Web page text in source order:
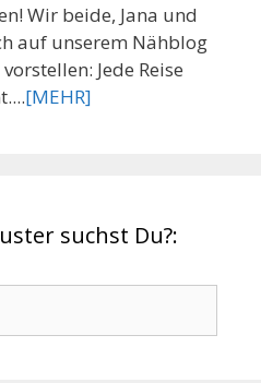
Wir beide, Jana und
auf unserem Nähblog
Jede Reise
[MEHR]
suchst Du?: